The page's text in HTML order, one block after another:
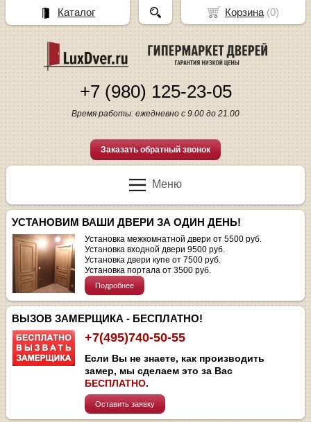
+7 (980) 125-23-05
Время работы: ежедневно с 9.00 до 21.00
Заказать обратный звонок
Меню
УСТАНОВИМ ВАШИ ДВЕРИ ЗА ОДИН ДЕНЬ!
Установка межкомнатной двери от 5500 руб.
Установка входной двери 9500 руб.
Установка двери купе от 7500 руб.
Установка портала от 3500 руб.
Подробнее
ВЫЗОВ ЗАМЕРЩИКА - БЕСПЛАТНО!
+7(495)740-50-55
Если Вы не знаете, как производить
замер, мы сделаем это за Вас
БЕСПЛАТНО.
Оставить заявку
Корзина(0)
Каталог